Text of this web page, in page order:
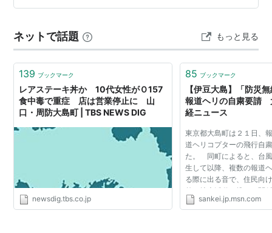
室だから味わえる贅沢なプライベート空間 マシオ最大の
が少ないため静かに過ごすことができ、まるで別荘に滞
在しているような感覚を味わえます。客室はそれぞれ異
なるコンセプトでデザインされており、和モ…
ネットで話題 もっと見る
139 ブックマーク
レアステーキ丼か 10代女性がＯ157
食中毒で重症 店は営業停止に 山
口・周防大島町 | TBS NEWS DIG
newsdig.tbs.co.jp
85 ブックマーク
【伊豆大島】「防災
報道ヘリの自粛要請
経ニュース
東京都大島町は２１日、
道ヘリコプターの飛行自
た。 同町によると、台
生して以降、複数の報道
る際に出る音で、住民向
外で捜索活動に携わる関
いる無線連絡が聞こえに
sankei.jp.msn.com